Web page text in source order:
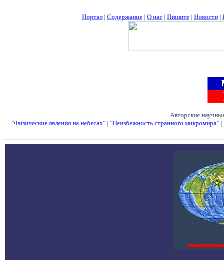
Портал| Содержание| О нас| Пишите| Новости|
Авторские
"Физические явления на небесах" | "Неизбежность странного микромира" |